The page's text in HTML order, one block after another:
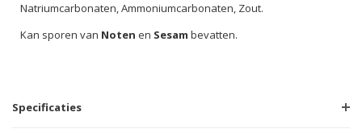
Natriumcarbonaten, Ammoniumcarbonaten, Zout.
Kan sporen van Noten en Sesam bevatten.
Specificaties